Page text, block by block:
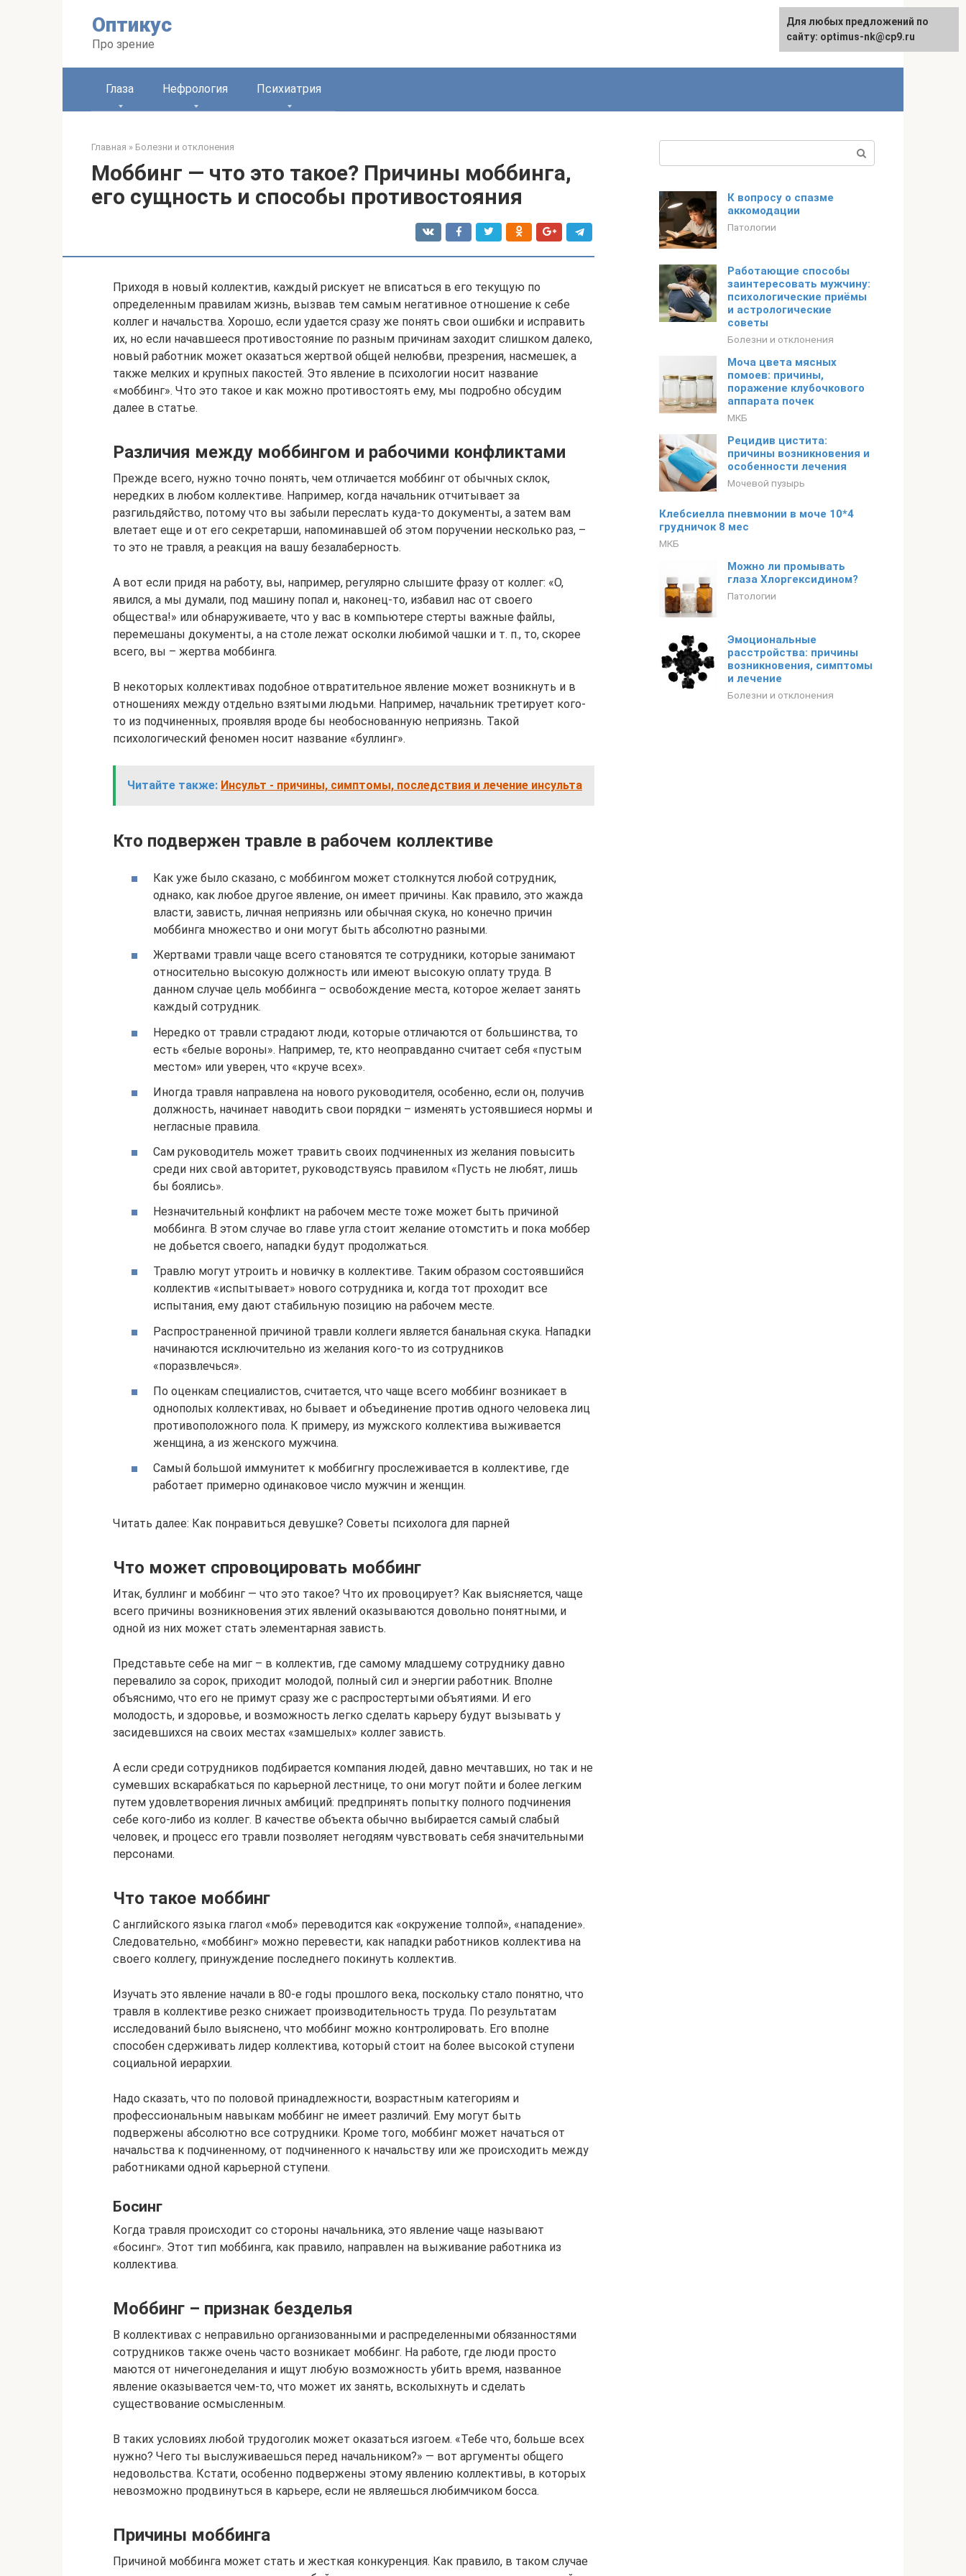
Оптикус
Про зрение
English
Глаза Нефрология Психиатрия
Главная » Болезни и отклонения
Моббинг — что это такое? Причины моббинга,
его сущность и способы противостояния
Приходя в новый коллектив, каждый рискует не вписаться в его текущую по
определенным правилам жизнь, вызвав тем самым негативное отношение к себе
коллег и начальства. Хорошо, если удается сразу же понять свои ошибки и исправить
их, но если начавшееся противостояние по разным причинам заходит слишком далеко,
новый работник может оказаться жертвой общей нелюбви, презрения, насмешек, а
также мелких и крупных пакостей. Это явление в психологии носит название
«моббинг». Что это такое и как можно противостоять ему, мы подробно обсудим
далее в статье.
Различия между моббингом и рабочими конфликтами
Прежде всего, нужно точно понять, чем отличается моббинг от обычных склок,
нередких в любом коллективе. Например, когда начальник отчитывает за
разгильдяйство, потому что вы забыли переслать куда-то документы, а затем вам
влетает еще и от его секретарши, напоминавшей об этом поручении несколько раз, –
то это не травля, а реакция на вашу безалаберность.
А вот если придя на работу, вы, например, регулярно слышите фразу от коллег: «О,
явился, а мы думали, под машину попал и, наконец-то, избавил нас от своего
общества!» или обнаруживаете, что у вас в компьютере стерты важные файлы,
перемешаны документы, а на столе лежат осколки любимой чашки и т. п., то, скорее
всего, вы – жертва моббинга.
В некоторых коллективах подобное отвратительное явление может возникнуть и в
отношениях между отдельно взятыми людьми. Например, начальник третирует кого-
то из подчиненных, проявляя вроде бы необоснованную неприязнь. Такой
психологический феномен носит название «буллинг».
Читайте также: Инсульт - причины, симптомы, последствия и лечение инсульта
Кто подвержен травле в рабочем коллективе
Как уже было сказано, с моббингом может столкнутся любой сотрудник,
однако, как любое другое явление, он имеет причины. Как правило, это жажда
власти, зависть, личная неприязнь или обычная скука, но конечно причин
моббинга множество и они могут быть абсолютно разными.
Жертвами травли чаще всего становятся те сотрудники, которые занимают
относительно высокую должность или имеют высокую оплату труда. В
данном случае цель моббинга – освобождение места, которое желает занять
каждый сотрудник.
Нередко от травли страдают люди, которые отличаются от большинства, то
есть «белые вороны». Например, те, кто неоправданно считает себя «пустым
местом» или уверен, что «круче всех».
Иногда травля направлена на нового руководителя, особенно, если он, получив
должность, начинает наводить свои порядки – изменять устоявшиеся нормы и
негласные правила.
Сам руководитель может травить своих подчиненных из желания повысить
среди них свой авторитет, руководствуясь правилом «Пусть не любят, лишь
бы боялись».
Незначительный конфликт на рабочем месте тоже может быть причиной
моббинга. В этом случае во главе угла стоит желание отомстить и пока моббер
не добьется своего, нападки будут продолжаться.
Травлю могут утроить и новичку в коллективе. Таким образом состоявшийся
коллектив «испытывает» нового сотрудника и, когда тот проходит все
испытания, ему дают стабильную позицию на рабочем месте.
Распространенной причиной травли коллеги является банальная скука. Нападки
начинаются исключительно из желания кого-то из сотрудников
«поразвлечься».
По оценкам специалистов, считается, что чаще всего моббинг возникает в
однополых коллективах, но бывает и объединение против одного человека лиц
противоположного пола. К примеру, из мужского коллектива выживается
женщина, а из женского мужчина.
Самый большой иммунитет к моббигнгу прослеживается в коллективе, где
работает примерно одинаковое число мужчин и женщин.
Читать далее: Как понравиться девушке? Советы психолога для парней
Что может спровоцировать моббинг
Итак, буллинг и моббинг — что это такое? Что их провоцирует? Как выясняется, чаще
всего причины возникновения этих явлений оказываются довольно понятными, и
одной из них может стать элементарная зависть.
Представьте себе на миг – в коллектив, где самому младшему сотруднику давно
перевалило за сорок, приходит молодой, полный сил и энергии работник. Вполне
объяснимо, что его не примут сразу же с распростертыми объятиями. И его
молодость, и здоровье, и возможность легко сделать карьеру будут вызывать у
засидевшихся на своих местах «замшелых» коллег зависть.
А если среди сотрудников подбирается компания людей, давно мечтавших, но так и не
сумевших вскарабкаться по карьерной лестнице, то они могут пойти и более легким
путем удовлетворения личных амбиций: предпринять попытку полного подчинения
себе кого-либо из коллег. В качестве объекта обычно выбирается самый слабый
человек, и процесс его травли позволяет негодяям чувствовать себя значительными
персонами.
Что такое моббинг
С английского языка глагол «моб» переводится как «окружение толпой», «нападение».
Следовательно, «моббинг» можно перевести, как нападки работников коллектива на
своего коллегу, принуждение последнего покинуть коллектив.
Изучать это явление начали в 80-е годы прошлого века, поскольку стало понятно, что
травля в коллективе резко снижает производительность труда. По результатам
исследований было выяснено, что моббинг можно контролировать. Его вполне
способен сдерживать лидер коллектива, который стоит на более высокой ступени
социальной иерархии.
Надо сказать, что по половой принадлежности, возрастным категориям и
профессиональным навыкам моббинг не имеет различий. Ему могут быть
подвержены абсолютно все сотрудники. Кроме того, моббинг может начаться от
начальства к подчиненному, от подчиненного к начальству или же происходить между
работниками одной карьерной ступени.
Босинг
Когда травля происходит со стороны начальника, это явление чаще называют
«босинг». Этот тип моббинга, как правило, направлен на выживание работника из
коллектива.
Моббинг – признак безделья
В коллективах с неправильно организованными и распределенными обязанностями
сотрудников также очень часто возникает моббинг. На работе, где люди просто
маются от ничегонеделания и ищут любую возможность убить время, названное
явление оказывается чем-то, что может их занять, всколыхнуть и сделать
существование осмысленным.
В таких условиях любой трудоголик может оказаться изгоем. «Тебе что, больше всех
нужно? Чего ты выслуживаешься перед начальником?» — вот аргументы общего
недовольства. Кстати, особенно подвержены этому явлению коллективы, в которых
невозможно продвинуться в карьере, если не являешься любимчиком босса.
Причины моббинга
Причиной моббинга может стать и жесткая конкуренция. Как правило, в таком случае
К вопросу о спазме
аккомодации
Патологии
Работающие способы
заинтересовать мужчину:
психологические приёмы
и астрологические
советы
Болезни и отклонения
Моча цвета мясных
помоев: причины,
поражение клубочкового
аппарата почек
МКБ
Рецидив цистита:
причины возникновения и
особенности лечения
Мочевой пузырь
Клебсиелла пневмонии в моче 10*4
грудничок 8 мес
МКБ
Можно ли промывать
глаза Хлоргексидином?
Патологии
Эмоциональные
расстройства: причины
возникновения, симптомы
и лечение
Болезни и отклонения
Для любых предложений по
сайту: optimus-nk@cp9.ru